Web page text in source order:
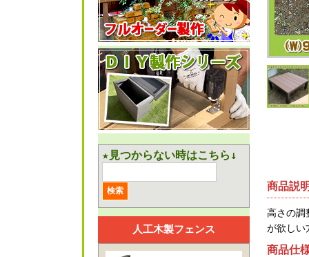
商品説
高さの調
が欲しい
商品仕
★見つからない時はこちら↓
人工木製フェンス